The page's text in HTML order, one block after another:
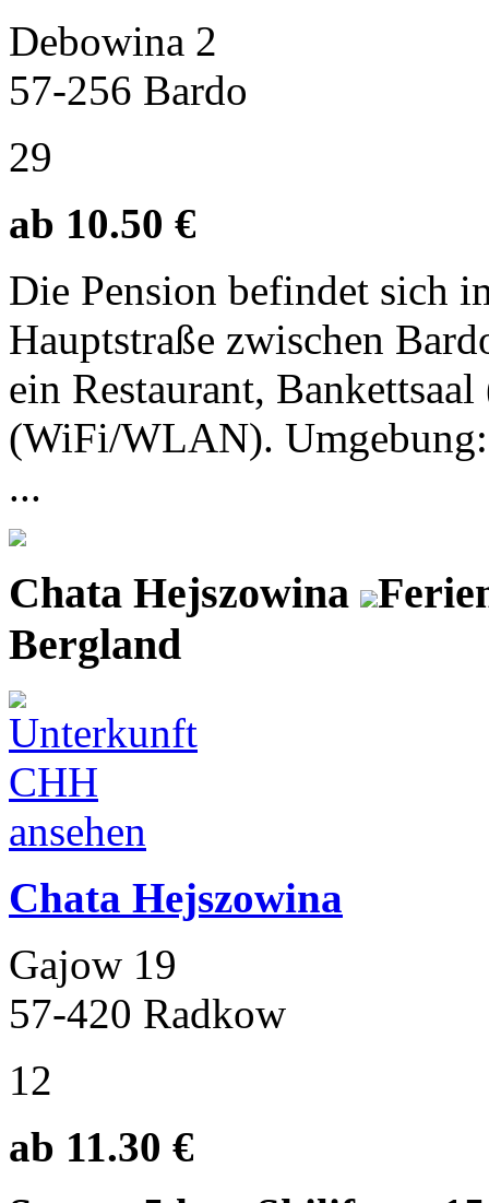
Debowina 2
57-256 Bardo
29
ab 10.50 €
Die Pension befindet sich
Hauptstraße zwischen
ein Restaurant,
(WiFi/WLAN).
...
Chata Hejszowina
Bergland
Chata Hejszowina
Gajow 19
57-420 Radkow
12
ab 11.30 €